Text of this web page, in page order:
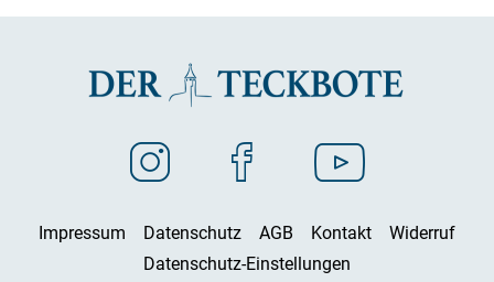
Impressum Datenschutz AGB Kontakt
Widerruf
Datenschutz-Einstellungen